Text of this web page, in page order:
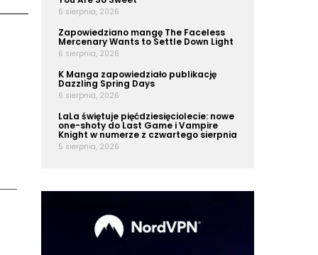
6 sierpnia, 2026
Zapowiedziano mangę The Faceless
Mercenary Wants to Settle Down Light
6 sierpnia, 2026
K Manga zapowiedziało publikację
Dazzling Spring Days
6 sierpnia, 2026
LaLa świętuje pięćdziesięciolecie: nowe
one-shoty do Last Game i Vampire
Knight w numerze z czwartego sierpnia
5 sierpnia, 2026